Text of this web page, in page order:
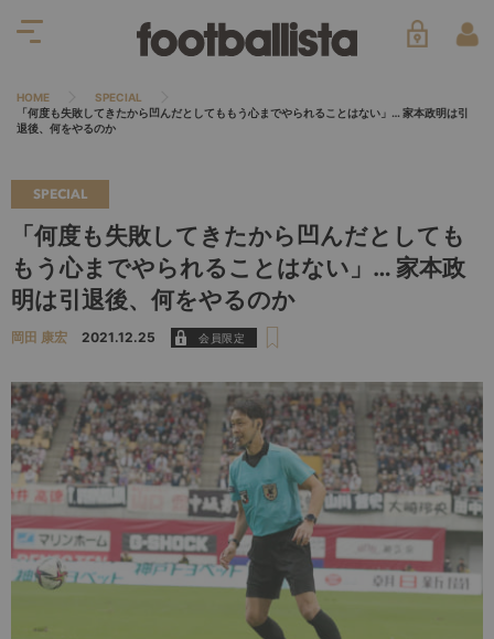
HOME
SPECIAL
「何度も失敗してきたから凹んだとしてももう心までやられることはない」… 家本政明は引
退後、何をやるのか
SPECIAL
「何度も失敗してきたから凹んだとしても
もう心までやられることはない」… 家本政
明は引退後、何をやるのか
岡田 康宏 2021.12.25